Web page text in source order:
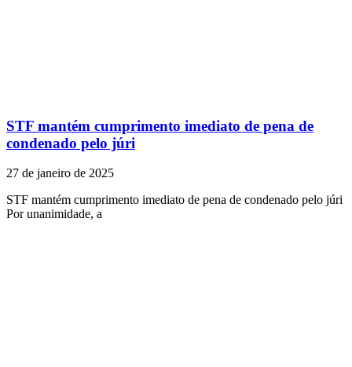
STF mantém cumprimento imediato de pena de
condenado pelo júri
27 de janeiro de 2025
STF mantém cumprimento imediato de pena de condenado pelo júri
Por unanimidade, a